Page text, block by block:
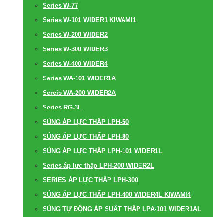
Series W-77
Series W-101 WIDER1 KIWAMI1
Series W-200 WIDER2
Series W-300 WIDER3
Series W-400 WIDER4
Series WA-101 WIDER1A
Sereis WA-200 WIDER2A
Series RG-3L
SÚNG ÁP LỰC THẤP LPH-50
SÚNG ÁP LỰC THẤP LPH-80
SÚNG ÁP LỰC THẤP LPH-101 WIDER1L
Series áp lực thấp LPH-200 WIDER2L
SERIES ÁP LỰC THẤP LPH-300
SÚNG ÁP LỰC THẤP LPH-400 WIDER4L KIWAMI4
SÚNG TỰ ĐỘNG ÁP SUẤT THẤP LPA-101 WIDER1AL